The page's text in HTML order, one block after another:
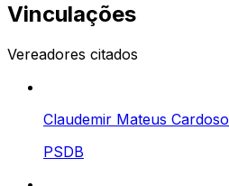
Vinculações
Vereadores citados
Claudemir Mateus Cardoso
PSDB